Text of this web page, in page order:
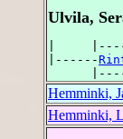
Ulvila,
|
|------
Hemminki,
Hemminki,